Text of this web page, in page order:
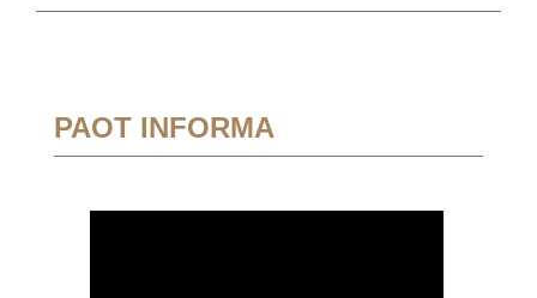
PAOT INFORMA